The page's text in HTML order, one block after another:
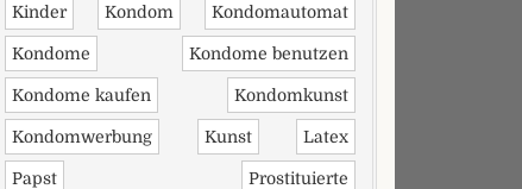
Kinder Kondom Kondomautomat
Kondome Kondome benutzen
Kondome kaufen Kondomkunst
Kondomwerbung Kunst Latex
Papst Prostituierte